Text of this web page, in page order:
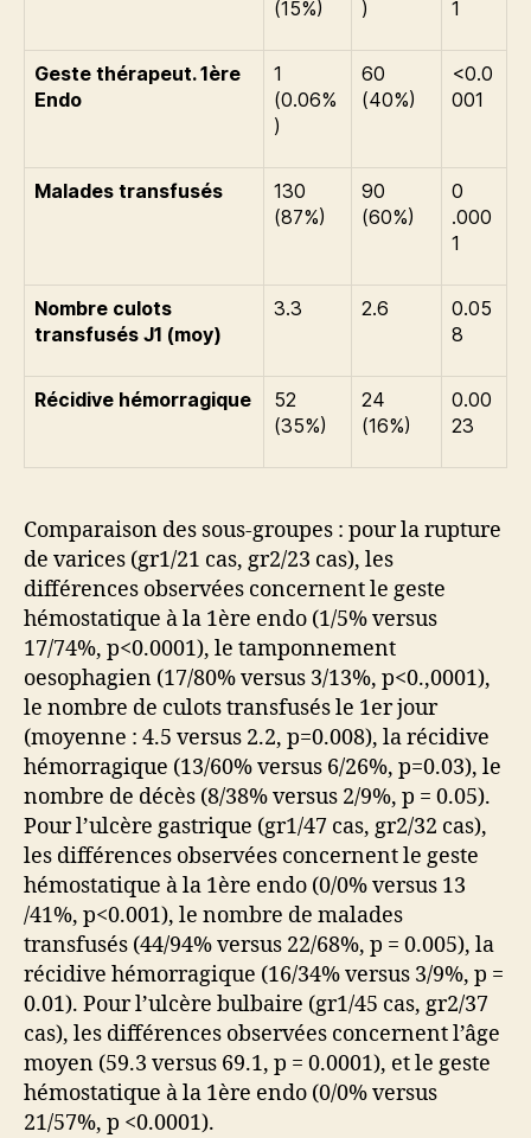
(15%) ) 1
Geste thérapeut. 1ère
Endo
1
(0.06%
)
60
(40%)
<0.0
001
Malades transfusés
130
(87%)
90
(60%)
0
.000
1
Nombre culots
transfusés J1 (moy)
3.3 2.6
0.05
8
Récidive hémorragique
52
(35%)
24
(16%)
0.00
23
Comparaison des sous-groupes : pour la rupture
de varices (gr1/21 cas, gr2/23 cas), les
différences observées concernent le geste
hémostatique à la 1ère endo (1/5% versus
17/74%, p<0.0001), le tamponnement
oesophagien (17/80% versus 3/13%, p<0.,0001),
le nombre de culots transfusés le 1er jour
(moyenne : 4.5 versus 2.2, p=0.008), la récidive
hémorragique (13/60% versus 6/26%, p=0.03), le
nombre de décès (8/38% versus 2/9%, p = 0.05).
Pour l’ulcère gastrique (gr1/47 cas, gr2/32 cas),
les différences observées concernent le geste
hémostatique à la 1ère endo (0/0% versus 13
/41%, p<0.001), le nombre de malades
transfusés (44/94% versus 22/68%, p = 0.005), la
récidive hémorragique (16/34% versus 3/9%, p =
0.01). Pour l’ulcère bulbaire (gr1/45 cas, gr2/37
cas), les différences observées concernent l’âge
moyen (59.3 versus 69.1, p = 0.0001), et le geste
hémostatique à la 1ère endo (0/0% versus
21/57%, p <0.0001).